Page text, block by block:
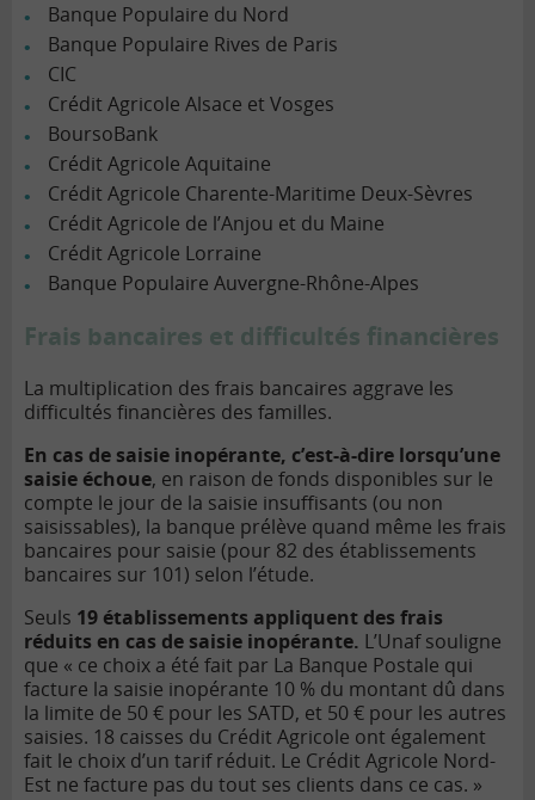
Banque Populaire du Nord
Banque Populaire Rives de Paris
CIC
Crédit Agricole Alsace et Vosges
BoursoBank
Crédit Agricole Aquitaine
Crédit Agricole Charente-Maritime Deux-Sèvres
Crédit Agricole de l’Anjou et du Maine
Crédit Agricole Lorraine
Banque Populaire Auvergne-Rhône-Alpes
Frais bancaires et difficultés financières
La multiplication des frais bancaires aggrave les
difficultés financières des familles.
En cas de saisie inopérante, c’est-à-dire lorsqu’une
saisie échoue, en raison de fonds disponibles sur le
compte le jour de la saisie insuffisants (ou non
saisissables), la banque prélève quand même les frais
bancaires pour saisie (pour 82 des établissements
bancaires sur 101) selon l’étude.
Seuls 19 établissements appliquent des frais
réduits en cas de saisie inopérante. L’Unaf souligne
que « ce choix a été fait par La Banque Postale qui
facture la saisie inopérante 10 % du montant dû dans
la limite de 50 € pour les SATD, et 50 € pour les autres
saisies. 18 caisses du Crédit Agricole ont également
fait le choix d’un tarif réduit. Le Crédit Agricole Nord-
Est ne facture pas du tout ses clients dans ce cas. »